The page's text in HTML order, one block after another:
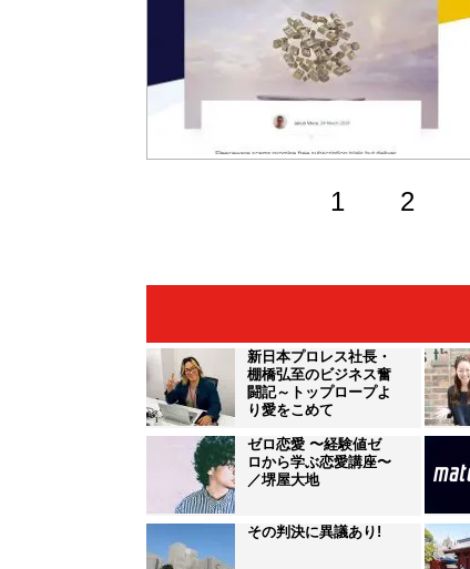
1 2
新日本プロレス社長・
棚橋弘至のビジネス奮
闘記～トップロープよ
り愛をこめて
ゼロ恋愛 〜経験値ゼ
ロから学ぶ恋愛講座〜
／堺屋大地
その判決に異議あり!